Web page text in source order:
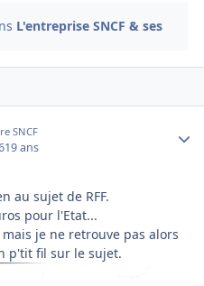
L'entreprise SNCF & ses
SNCF
19 ans
au sujet de RFF.
pour l'Etat...
je ne retrouve pas alors
p'tit fil sur le sujet.